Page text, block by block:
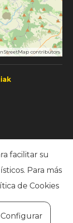
contributors
facilitar su
Para más
de Cookies
Configurar